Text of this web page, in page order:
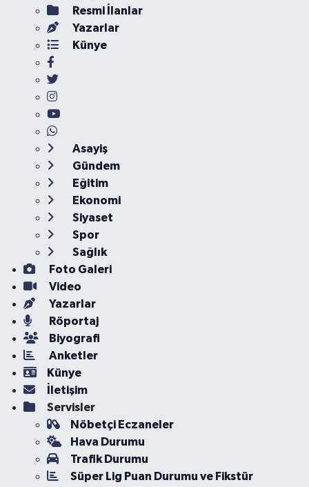
Resmi İlanlar
Yazarlar
Künye
Asayiş
Gündem
Eğitim
Ekonomi
Siyaset
Spor
Sağlık
Foto Galeri
Video
Yazarlar
Röportaj
Biyografi
Anketler
Künye
İletişim
Servisler
Nöbetçi Eczaneler
Hava Durumu
Trafik Durumu
Süper Lig Puan Durumu ve Fikstür